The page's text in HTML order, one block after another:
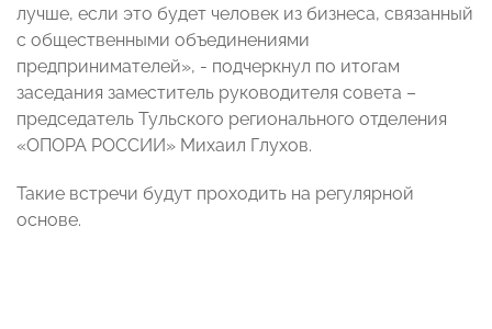
лучше, если это будет человек из бизнеса, связанный
с общественными объединениями
предпринимателей», - подчеркнул по итогам
заседания заместитель руководителя совета –
председатель Тульского регионального отделения
«ОПОРА РОССИИ» Михаил Глухов.
Такие встречи будут проходить на регулярной
основе.